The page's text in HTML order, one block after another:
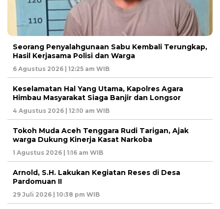
Seorang Penyalahgunaan Sabu Kembali Terungkap,
Hasil Kerjasama Polisi dan Warga
6 Agustus 2026 | 12:25 am WIB
Keselamatan Hal Yang Utama, Kapolres Agara
Himbau Masyarakat Siaga Banjir dan Longsor
4 Agustus 2026 | 12:10 am WIB
Tokoh Muda Aceh Tenggara Rudi Tarigan, Ajak
warga Dukung Kinerja Kasat Narkoba
1 Agustus 2026 | 1:16 am WIB
Arnold, S.H. Lakukan Kegiatan Reses di Desa
Pardomuan II
29 Juli 2026 | 10:38 pm WIB